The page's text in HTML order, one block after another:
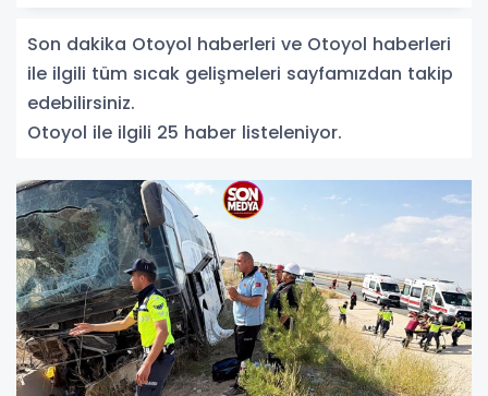
Son dakika Otoyol haberleri ve Otoyol haberleri
ile ilgili tüm sıcak gelişmeleri sayfamızdan takip
edebilirsiniz.
Otoyol ile ilgili 25 haber listeleniyor.